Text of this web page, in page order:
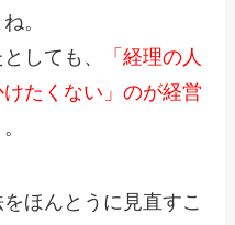
。
しても、
「経理の人
たくない」のが経営
ほんとうに見直すこ